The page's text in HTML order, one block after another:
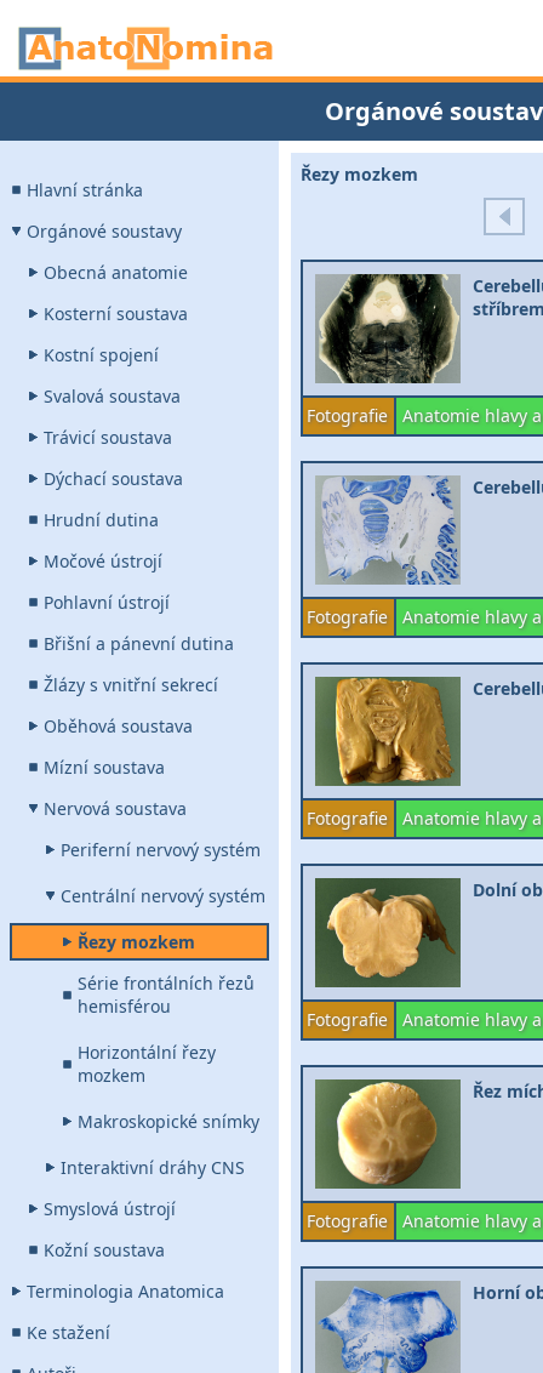
Orgánové
Hlavní stránka
Orgánové soustavy
Obecná anatomie
Kosterní soustava
Kostní spojení
Svalová soustava
Trávicí soustava
Dýchací soustava
Hrudní dutina
Močové ústrojí
Pohlavní ústrojí
Břišní a pánevní dutina
Žlázy s vnitřní sekrecí
Oběhová soustava
Mízní soustava
Nervová soustava
Periferní nervový systém
Centrální nervový systém
Řezy mozkem
Série frontálních řezů
hemisférou
Horizontální řezy
mozkem
Makroskopické snímky
Interaktivní dráhy CNS
Smyslová ústrojí
Kožní soustava
Terminologia Anatomica
Ke stažení
Řezy mozkem
Fotografie Anatomie hlavy
Fotografie Anatomie hlavy
Fotografie Anatomie hlavy
Dolní
Fotografie Anatomie hlavy
Řez
Fotografie Anatomie hlavy
Horní